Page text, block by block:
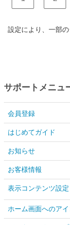
設定により、一部
サポートメニュ
会員登録
はじめてガイド
お知らせ
お客様情報
表示コンテンツ設定
ホーム画面へのア